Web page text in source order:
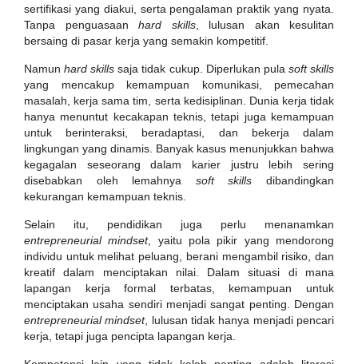
sertifikasi yang diakui, serta pengalaman praktik yang nyata.
Tanpa penguasaan hard skills, lulusan akan kesulitan
bersaing di pasar kerja yang semakin kompetitif.
Namunhard skills saja tidak cukup. Diperlukan pula soft skills
yang mencakup kemampuan komunikasi, pemecahan
masalah, kerja sama tim, serta kedisiplinan. Dunia kerja tidak
hanya menuntut kecakapan teknis, tetapi juga kemampuan
untuk berinteraksi, beradaptasi, dan bekerja dalam
lingkungan yang dinamis. Banyak kasus menunjukkan bahwa
kegagalan seseorang dalam karier justru lebih sering
disebabkan oleh lemahnya soft skills dibandingkan
kekurangan kemampuan teknis.
Selain itu, pendidikan juga perlu menanamkan
entrepreneurial mindset, yaitu pola pikir yang mendorong
individu untuk melihat peluang, berani mengambil risiko, dan
kreatif dalam menciptakan nilai. Dalam situasi di mana
lapangan kerja formal terbatas, kemampuan untuk
menciptakan usaha sendiri menjadi sangat penting. Dengan
entrepreneurial mindset, lulusan tidak hanya menjadi pencari
kerja, tetapi juga pencipta lapangan kerja.